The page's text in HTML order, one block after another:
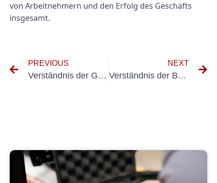
von Arbeitnehmern und den Erfolg des Geschäfts
insgesamt.
PREVIOUS
Verständnis der Grundlagen von Guv v. A3: Ein Überblick über die Vorschriften für elektrische Systeme und Geräte
NEXT
Verständnis der Bedeutung von UVV -Vorschriften für die Sicherheit von Hebebühne